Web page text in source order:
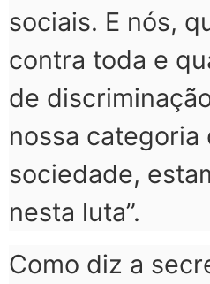
sociais. E nós,
contra toda e
de
nossa categoria
sociedade,
nesta luta”.
Como diz a